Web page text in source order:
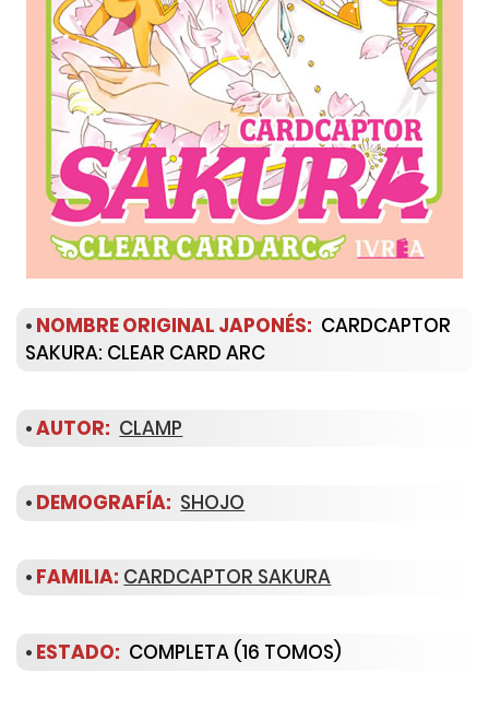
• NOMBRE ORIGINAL JAPONÉS: CARDCAPTOR
SAKURA: CLEAR CARD ARC
•AUTOR: CLAMP
• DEMOGRAFÍA: SHOJO
• FAMILIA: CARDCAPTOR SAKURA
• ESTADO: COMPLETA (16 TOMOS)